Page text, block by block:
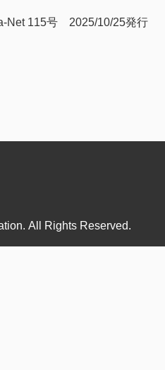
Net 115号 2025/10/25発行
All Rights Reserved.